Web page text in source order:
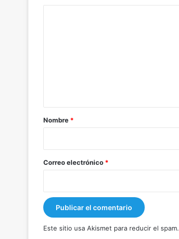
r
*
Nombre *
Correo electrónico *
Este sitio usa Akismet para reducir el spam.